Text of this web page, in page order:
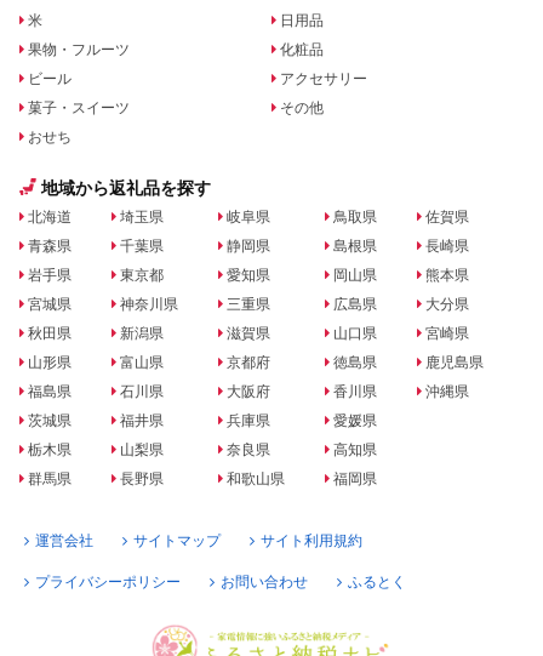
米
果物・フルーツ
ビール
菓子・スイーツ
おせち
日用品
化粧品
アクセサリー
その他
地域から返礼品を探す
北海道
青森県
岩手県
宮城県
秋田県
山形県
福島県
茨城県
栃木県
群馬県
埼玉県
千葉県
東京都
神奈川県
新潟県
富山県
石川県
福井県
山梨県
長野県
岐阜県
静岡県
愛知県
三重県
滋賀県
京都府
大阪府
兵庫県
奈良県
和歌山県
鳥取県
島根県
岡山県
広島県
山口県
徳島県
香川県
愛媛県
高知県
福岡県
佐賀県
長崎県
熊本県
大分県
宮崎県
鹿児島県
沖縄県
運営会社 サイトマップ サイト利用規約
プライバシーポリシー お問い合わせ ふるとく